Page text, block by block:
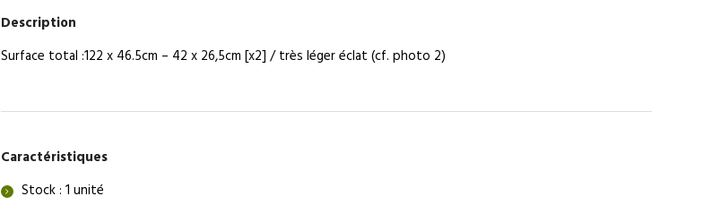
bains
Description
Surface total :122 x 46.5cm – 42 x 26,5cm [x2] / très léger éclat (cf. photo 2)
Caractéristiques
Stock : 1 unité